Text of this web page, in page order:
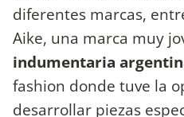
diferentes marcas,
Aike, una marca muy
indumentaria
fashion donde tuve la
desarrollar piezas